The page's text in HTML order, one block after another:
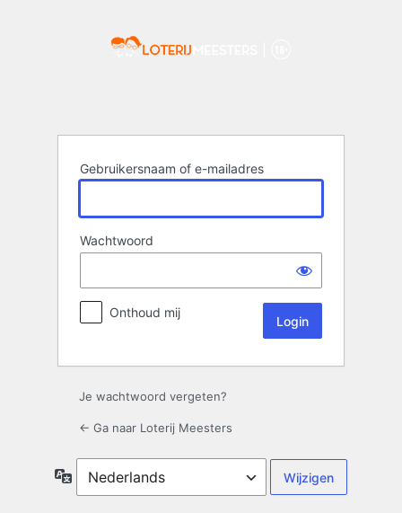
Gebruikersnaam of e-mailadres
Wachtwoord
Onthoud mij
Je wachtwoord vergeten?
← Ga naar Loterij Meesters
Taal